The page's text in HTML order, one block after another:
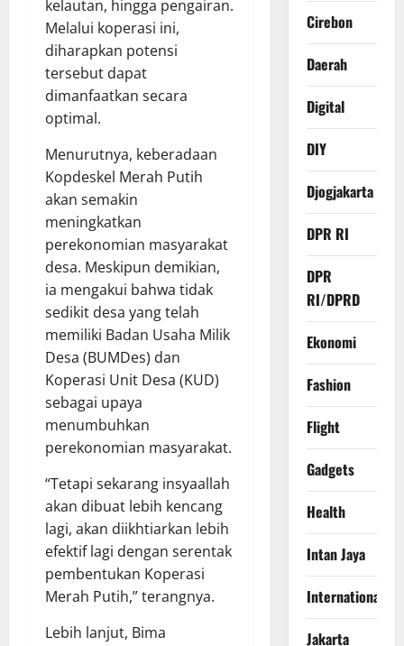
kelautan, hingga pengairan.
Melalui koperasi ini,
diharapkan potensi
tersebut dapat
dimanfaatkan secara
optimal.
Menurutnya, keberadaan
Kopdeskel Merah Putih
akan semakin
meningkatkan
perekonomian masyarakat
desa. Meskipun demikian,
ia mengakui bahwa tidak
sedikit desa yang telah
memiliki Badan Usaha Milik
Desa (BUMDes) dan
Koperasi Unit Desa (KUD)
sebagai upaya
menumbuhkan
perekonomian masyarakat.
“Tetapi sekarang insyaallah
akan dibuat lebih kencang
lagi, akan diikhtiarkan lebih
efektif lagi dengan serentak
pembentukan Koperasi
Merah Putih,” terangnya.
Lebih lanjut, Bima
Cirebon
Daerah
Digital
DIY
Djogjakarta
DPR RI
DPR
RI/DPRD
Ekonomi
Fashion
Flight
Gadgets
Health
Intan Jaya
International
Jakarta